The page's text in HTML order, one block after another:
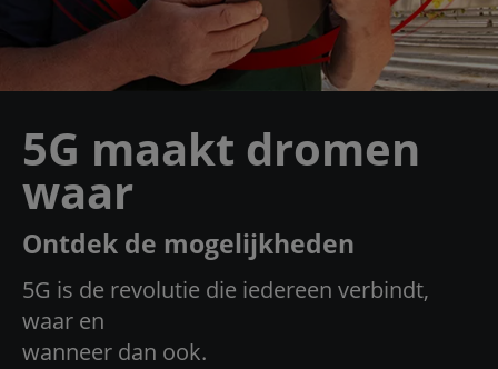
5G maakt dromen
waar
Ontdek de mogelijkheden
5G is de revolutie die iedereen verbindt,
waar en
wanneer dan ook.